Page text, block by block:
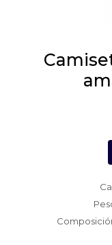
camiseta a la base niño -